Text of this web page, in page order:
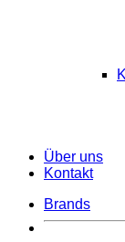
Über uns
Kontakt
Brands